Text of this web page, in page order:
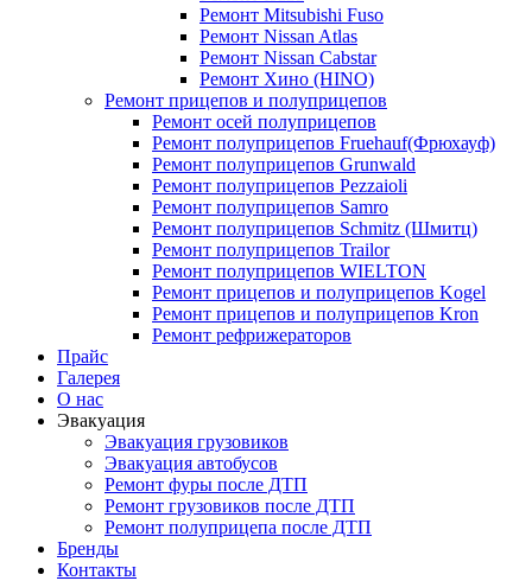
Ремонт Mitsubishi Fuso
Ремонт Nissan Atlas
Ремонт Nissan Cabstar
Ремонт Хино (HINO)
Ремонт прицепов и полуприцепов
Ремонт осей полуприцепов
Ремонт полуприцепов Fruehauf(Фрюхауф)
Ремонт полуприцепов Grunwald
Ремонт полуприцепов Pezzaioli
Ремонт полуприцепов Samro
Ремонт полуприцепов Schmitz (Шмитц)
Ремонт полуприцепов Trailor
Ремонт полуприцепов WIELTON
Ремонт прицепов и полуприцепов Kogel
Ремонт прицепов и полуприцепов Kron
Ремонт рефрижераторов
Прайс
Галерея
О нас
Эвакуация
Эвакуация грузовиков
Эвакуация автобусов
Ремонт фуры после ДТП
Ремонт грузовиков после ДТП
Ремонт полуприцепа после ДТП
Бренды
Контакты